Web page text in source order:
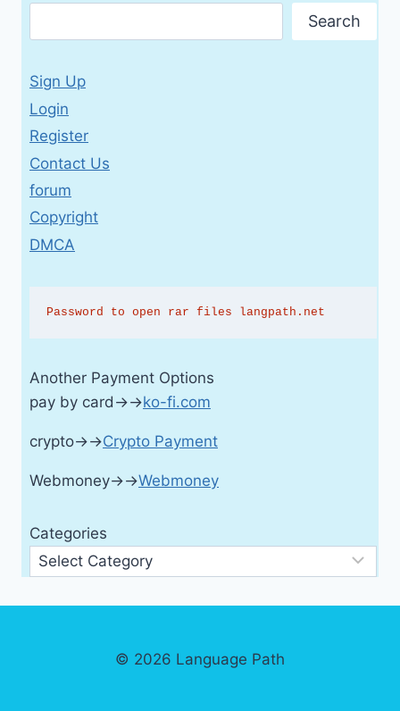
Search
Sign Up
Login
Register
Contact Us
forum
Copyright
DMCA
Password to open rar files langpath.net
Another Payment Options
pay by card→→ko-fi.com
crypto→→Crypto Payment
Webmoney→→Webmoney
Categories
© 2026 Language Path